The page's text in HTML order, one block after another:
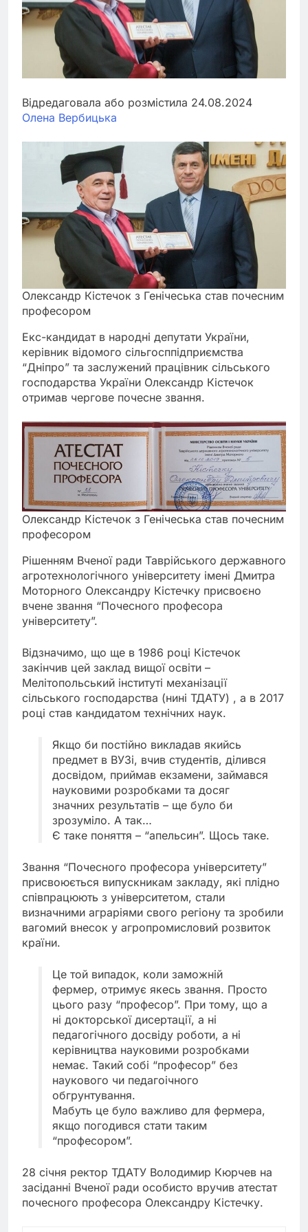
Відредаговала або розмістила 24.08.2024
Олена Вербицька
Олександр Кістечок з Генічеська став почесним
професором
Екс-кандидат в народні депутати України,
керівник відомого сільгосппідприємства
“Дніпро” та заслужений працівник сільського
господарства України Олександр Кістечок
отримав чергове почесне звання.
Олександр Кістечок з Генічеська став почесним
професором
Рішенням Вченої ради Таврійського державного
агротехнологічного університету імені Дмитра
Моторного Олександру Кістечку присвоєно
вчене звання “Почесного професора
університету”.
Відзначимо, що ще в 1986 році Кістечок
закінчив цей заклад вищої освіти –
Мелітопольський інституті механізації
сільського господарства (нині ТДАТУ) , а в 2017
році став кандидатом технічних наук.
Якщо би постійно викладав якийсь
предмет в ВУЗі, вчив студентів, ділився
досвідом, приймав екзамени, займався
науковими розробками та досяг
значних результатів – ще було би
зрозуміло. А так…
Є таке поняття – “апельсин”. Щось таке.
Звання “Почесного професора університету”
присвоюється випускникам закладу, які плідно
співпрацюють з університетом, стали
визначними аграріями свого регіону та зробили
вагомий внесок у агропромисловий розвиток
країни.
Це той випадок, коли заможній
фермер, отримує якесь звання. Просто
цього разу “професор”. При тому, що а
ні докторської дисертації, а ні
педагогічного досвіду роботи, а ні
керівництва науковими розробками
немає. Такий собі “професор” без
наукового чи педагоічного
обгрунтування.
Мабуть це було важливо для фермера,
якщо погодився стати таким
“професором”.
28 січня ректор ТДАТУ Володимир Кюрчев на
засіданні Вченої ради особисто вручив атестат
почесного професора Олександру Кістечку.